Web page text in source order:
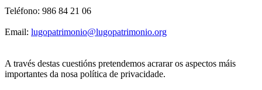
Teléfono: 986 84 21 06
Email: lugopatrimonio@lugopatrimonio.org
A través destas cuestións pretendemos acrarar os aspectos máis
importantes da nosa política de privacidade.